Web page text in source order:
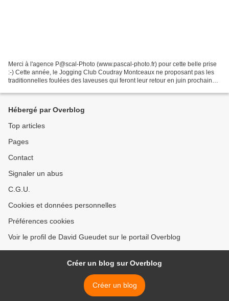
Merci à l'agence P@scal-Photo (www.pascal-photo.fr) pour cette belle prise
:-) Cette année, le Jogging Club Coudray Montceaux ne proposant pas les
traditionnelles foulées des laveuses qui feront leur retour en juin prochain
Hébergé par Overblog
Top articles
Pages
Contact
Signaler un abus
C.G.U.
Cookies et données personnelles
Préférences cookies
Voir le profil de David Gueudet sur le portail Overblog
Créer un blog sur Overblog
Créer un blog